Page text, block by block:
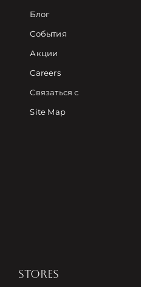
Блог
События
Акции
Careers
Связаться с
Site Map
STORES